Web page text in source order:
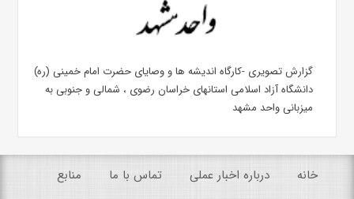
گزارش تصویری -کارگاه اندیشه ها و وصایای حضرت امام خمینی (ره)
دانشگاه آزاد اسلامی استانهای خراسان رضوی ، شمالی و جنوبی به
میزبانی واحد مشهد
خانه درباره اخبار عملی تماس با ما منابع